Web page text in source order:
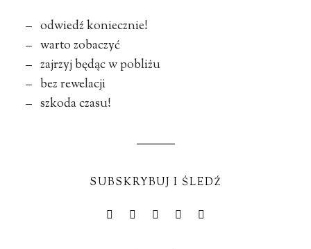
– odwiedź koniecznie!
– warto zobaczyć
– zajrzyj będąc w pobliżu
– bez rewelacji
– szkoda czasu!
SUBSKRYBUJ I ŚLEDŹ